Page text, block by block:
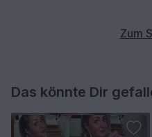
Zum
Das könnte Dir